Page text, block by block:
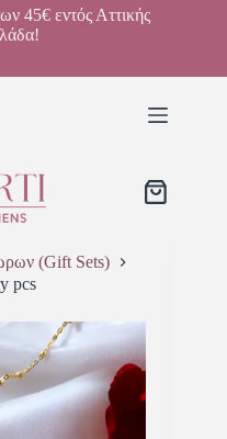
45€ εντός Αττικής
(Gift Sets)
pcs